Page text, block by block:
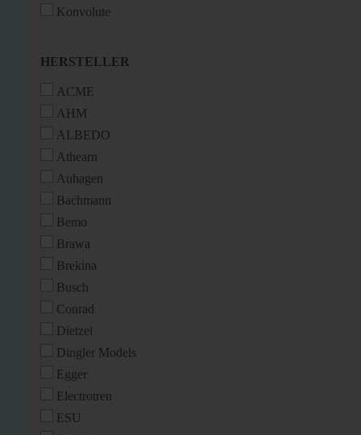
Konvolute
HERSTELLER
HERSTELLER
ACME
AHM
ALBEDO
Athearn
Auhagen
Bachmann
Bemo
Brawa
Brekina
Busch
Conrad
Dietzel
Dingler Models
Egger
Electrotren
ESU